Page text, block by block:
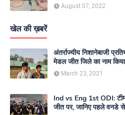
August 07, 2022
खेल की ख़बरें
अंतर्राज्यीय निशानेबाजी
मेडल जीत जिले का नाम
March 23, 2021
Ind vs Eng 1st ODI:
जीत पर, जानिए पहले वनडे